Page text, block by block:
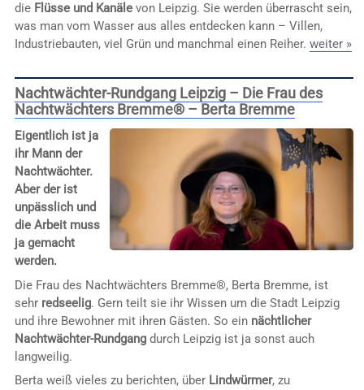
die Flüsse und Kanälevon Leipzig. Sie werden überrascht sein,
was man vom Wasser aus alles entdecken kann – Villen,
Industriebauten, viel Grün und manchmal einen Reiher. weiter »
Nachtwächter-Rundgang Leipzig – Die Frau des
Nachtwächters Bremme® – Berta Bremme
Eigentlich ist ja
ihr Mann der
Nachtwächter.
Aber der ist
unpässlich und
die Arbeit muss
ja gemacht
werden.
Die Frau des Nachtwächters Bremme®, Berta Bremme, ist
sehr redseelig. Gern teilt sie ihr Wissen um die Stadt Leipzig
und ihre Bewohner mit ihren Gästen. So ein nächtlicher
Nachtwächter-Rundgangdurch Leipzig ist ja sonst auch
langweilig.
Berta weiß vieles zu berichten, über Lindwürmer, zu